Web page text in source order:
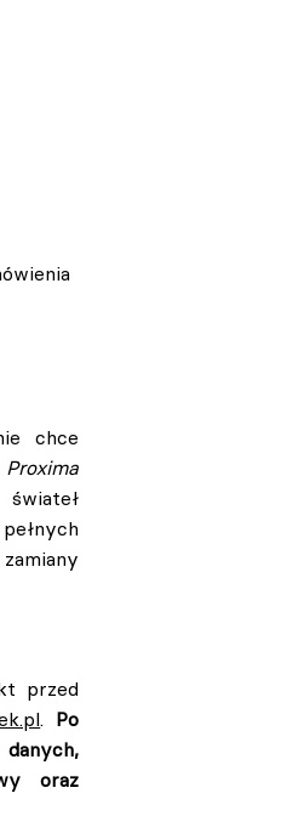
chce
Proxima
przed
. Po
oraz